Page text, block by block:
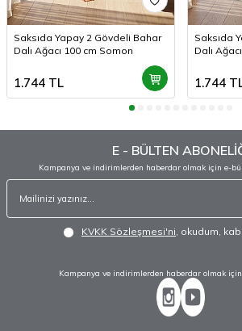
Saksıda Yapay 2 Gövdeli Bahar
Dalı Ağacı 100 cm Somon
1.744 TL
Saksıda
Dalı
1.744
E - BÜLTEN
Kampanya ve indirimlerden haberdar olmak için e-
KVKK Sözleşmesi'ni, okudum,
Kampanya ve indirimlerden haberdar olmak